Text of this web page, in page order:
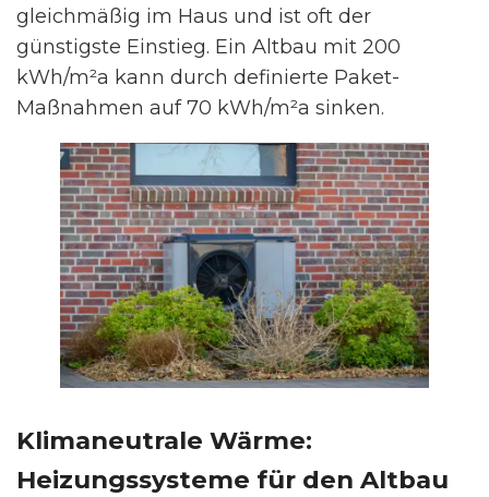
gleichmäßig im Haus und ist oft der
günstigste Einstieg. Ein Altbau mit 200
kWh/m²a kann durch definierte Paket-
Maßnahmen auf 70 kWh/m²a sinken.
Klimaneutrale Wärme:
Heizungssysteme für den Altbau